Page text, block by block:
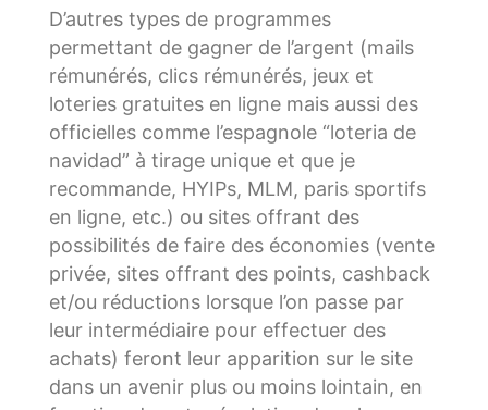
D’autres types de programmes
permettant de gagner de l’argent (mails
rémunérés, clics rémunérés, jeux et
loteries gratuites en ligne mais aussi des
officielles comme l’espagnole “loteria de
navidad” à tirage unique et que je
recommande, HYIPs, MLM, paris sportifs
en ligne, etc.) ou sites offrant des
possibilités de faire des économies (vente
privée, sites offrant des points, cashback
et/ou réductions lorsque l’on passe par
leur intermédiaire pour effectuer des
achats) feront leur apparition sur le site
dans un avenir plus ou moins lointain, en